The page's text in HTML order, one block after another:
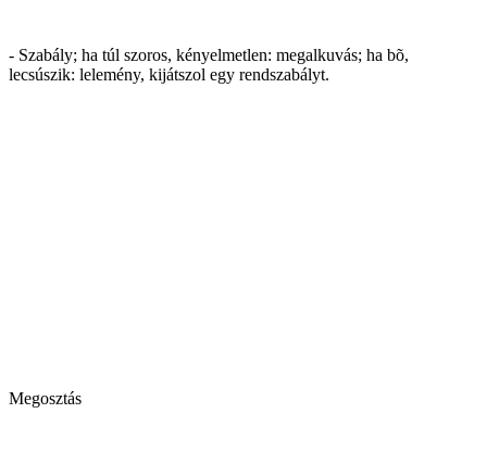
- Szabály; ha túl szoros, kényelmetlen: megalkuvás; ha bõ,
lecsúszik: lelemény, kijátszol egy rendszabályt.
Megosztás